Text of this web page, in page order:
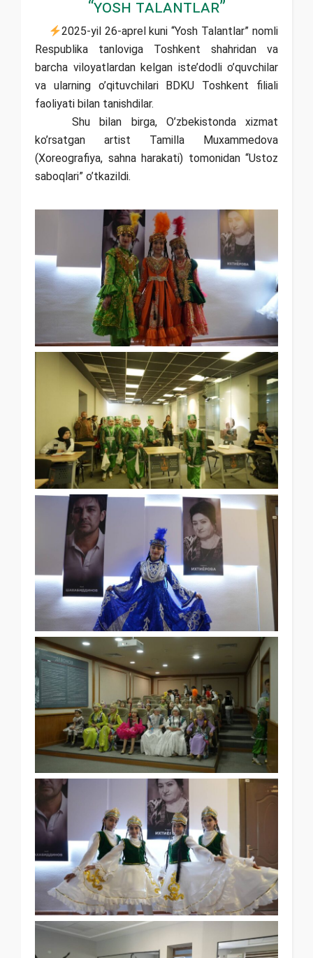
“Yosh Talantlar”
2025-yil 26-aprel kuni “Yosh Talantlar” nomli
Respublika tanloviga Toshkent shahridan va
barcha viloyatlardan kelgan iste’dodli o’quvchilar
va ularning o’qituvchilari BDKU Toshkent filiali
faoliyati bilan tanishdilar.
Shu bilan birga, O’zbekistonda xizmat
ko’rsatgan artist Tamilla Muxammedova
(Xoreografiya, sahna harakati) tomonidan “Ustoz
saboqlari” o’tkazildi.